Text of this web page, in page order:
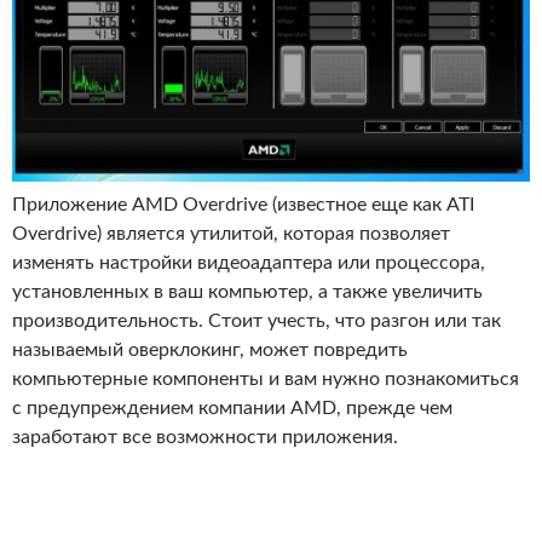
Приложение AMD Overdrive (известное еще как ATI
Overdrive) является утилитой, которая позволяет
изменять настройки видеоадаптера или процессора,
установленных в ваш компьютер, а также увеличить
производительность. Стоит учесть, что разгон или так
называемый оверклокинг, может повредить
компьютерные компоненты и вам нужно познакомиться
с предупреждением компании AMD, прежде чем
заработают все возможности приложения.